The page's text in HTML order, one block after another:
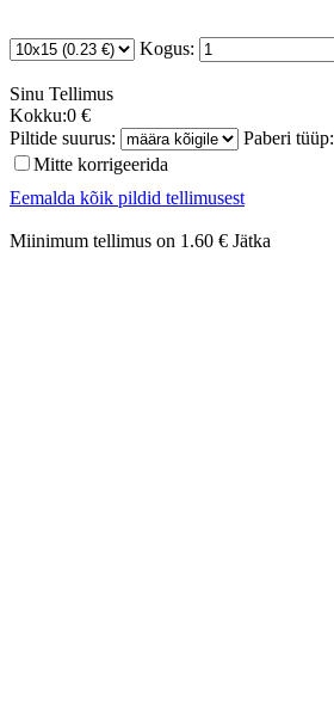
Kogus:
Sinu Tellimus
Kokku:0 €
Piltide suurus:
Paberi tüüp:
Mitte korrigeerida
Eemalda kõik pildid tellimusest
Miinimum tellimus on 1.60 € Jätka